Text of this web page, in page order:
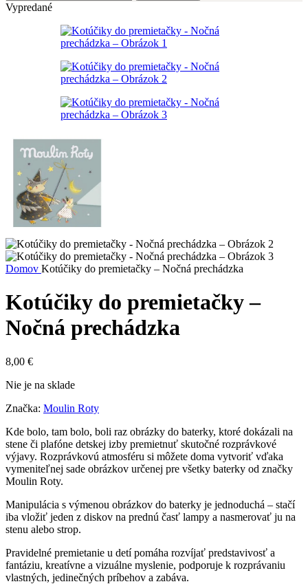
Vypredané
Domov Kotúčiky do premietačky – Nočná prechádzka
Kotúčiky do premietačky –
Nočná prechádzka
8,00 €
Nie je na sklade
Značka: Moulin Roty
Kde bolo, tam bolo, boli raz obrázky do baterky, ktoré dokázali na
stene či plafóne detskej izby premietnuť skutočné rozprávkové
výjavy. Rozprávkovú atmosféru si môžete doma vytvoriť vďaka
vymeniteľnej sade obrázkov určenej pre všetky baterky od značky
Moulin Roty.
Manipulácia s výmenou obrázkov do baterky je jednoduchá – stačí
iba vložiť jeden z diskov na prednú časť lampy a nasmerovať ju na
stenu alebo strop.
Pravidelné premietanie u detí pomáha rozvíjať predstavivosť a
fantáziu, kreatívne a vizuálne myslenie, podporuje k rozprávaniu
vlastných, jedinečných príbehov a zabáva.